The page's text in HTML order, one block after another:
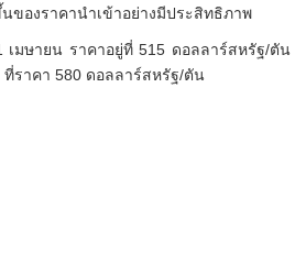
ของราคานำเข้าอย่างมีประสิทธิภาพ
เมษายน ราคาอยู่ที่ 515 ดอลลาร์สหรัฐ/
ที่ราคา 580 ดอลลาร์สหรัฐ/ตัน